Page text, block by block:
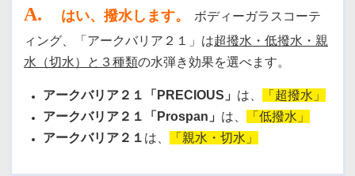
A. はい、撥水します。
ボディーガラスコーテ
ィング、「アークバリア２１」は超撥水・低撥水・親
水（切水）と３種類の水弾き効果を選べます。
アークバリア２１「PRECIOUS」 は、
「超撥水」
アークバリア２１「Prospan」 は、
「低撥水」
アークバリア２１ は、 「親水・切水」